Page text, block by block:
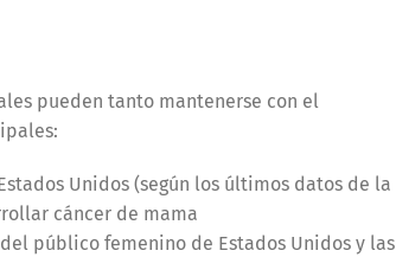
pueden tanto mantenerse con el
Unidos (según los últimos datos de la
cáncer de mama
público femenino de Estados Unidos y las